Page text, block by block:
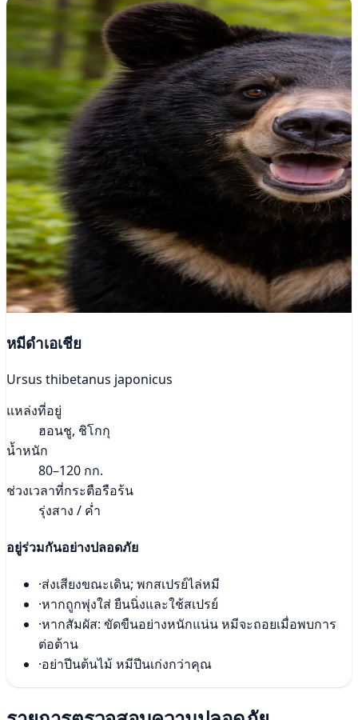
หมีดำเอเชีย
Ursus thibetanus japonicus
แหล่งที่อยู่
ฮอนชู, ชิโกกุ
น้ำหนัก
80–120 กก.
ช่วงเวลาที่กระตือรือร้น
รุ่งสาง / ค่ำ
อยู่ร่วมกันอย่างปลอดภัย
·ส่งเสียงขณะเดิน; พกสเปรย์ไล่หมี
·หากถูกพุ่งใส่ ยืนนิ่งและใช้สเปรย์
·หากสัมผัส: ขัดขืนอย่างหนักแน่น หมีจะถอยเมื่อพบการ
ต่อต้าน
·อย่าปีนต้นไม้ หมีปีนเก่งกว่าคุณ